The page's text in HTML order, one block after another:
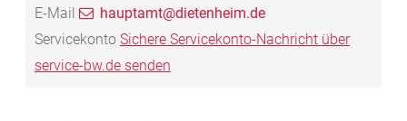
E-Mail
hauptamt@dietenheim.de
Servicekonto Sichere Servicekonto-Nachricht über
service-bw.de senden